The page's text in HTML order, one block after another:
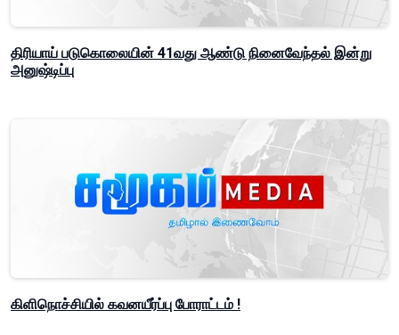
திரியாய் படுகொலையின் 41வது ஆண்டு நினைவேந்தல் இன்று
அனுஷ்டிப்பு
கிளிநொச்சியில் கவனயீர்ப்பு போராட்டம் !